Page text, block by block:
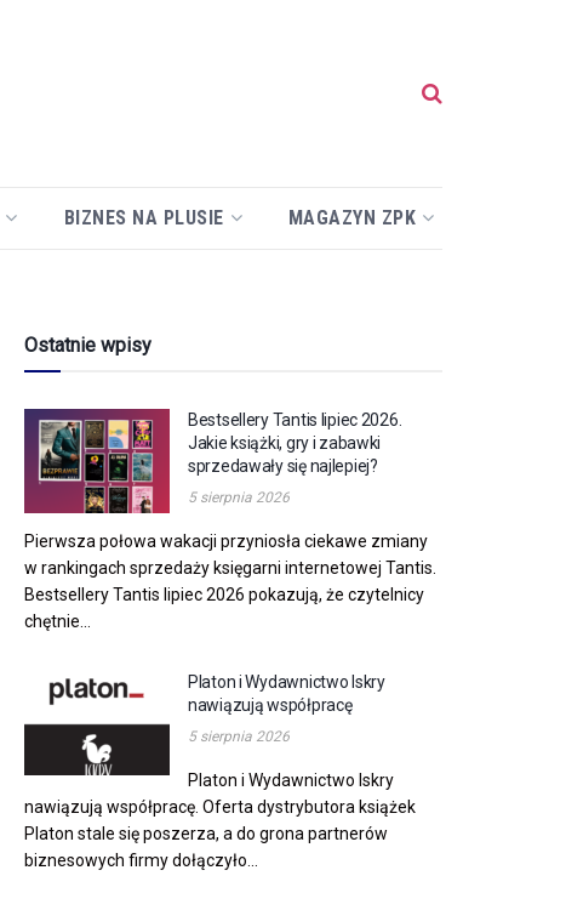
BIZNES NA PLUSIE MAGAZYN ZPK
Ostatnie wpisy
Bestsellery Tantis lipiec 2026.
Jakie książki, gry i zabawki
sprzedawały się najlepiej?
5 sierpnia 2026
Pierwsza połowa wakacji przyniosła ciekawe zmiany
w rankingach sprzedaży księgarni internetowej Tantis.
Bestsellery Tantis lipiec 2026 pokazują, że czytelnicy
chętnie...
Platon i Wydawnictwo Iskry
nawiązują współpracę
5 sierpnia 2026
Platon i Wydawnictwo Iskry
nawiązują współpracę. Oferta dystrybutora książek
Platon stale się poszerza, a do grona partnerów
biznesowych firmy dołączyło...